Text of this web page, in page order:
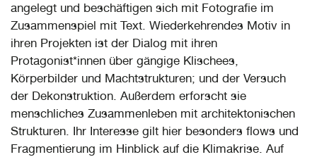
angelegt und beschäftigen sich mit Fotografie im
Zusammenspiel mit Text. Wiederkehrendes Motiv in
ihren Projekten ist der Dialog mit ihren
Protagonist*innen über gängige Klischees,
Körperbilder und Machtstrukturen; und der Versuch
der Dekonstruktion. Außerdem erforscht sie
menschliches Zusammenleben mit architektonischen
Strukturen. Ihr Interesse gilt hier besonders flows und
Fragmentierung im Hinblick auf die Klimakrise. Auf